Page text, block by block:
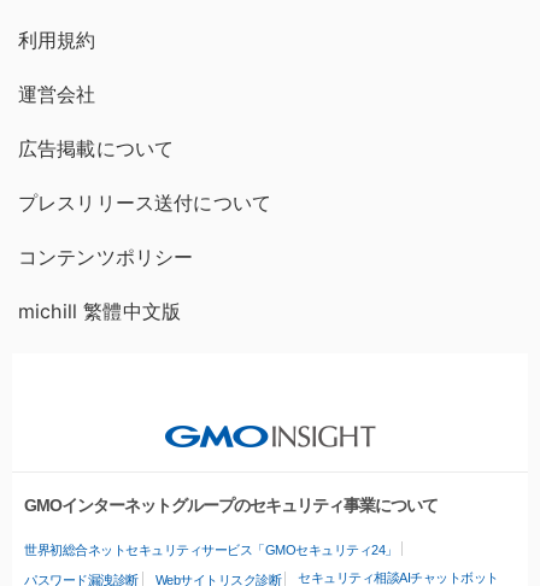
利用規約
運営会社
広告掲載について
プレスリリース送付について
コンテンツポリシー
michill 繁體中文版
GMOインターネットグループのセキュリティ事業について
世界初総合ネットセキュリティサービス「GMOセキュリティ24」
パスワード漏洩診断 Webサイトリスク診断 セキュリティ相談AIチャットボット